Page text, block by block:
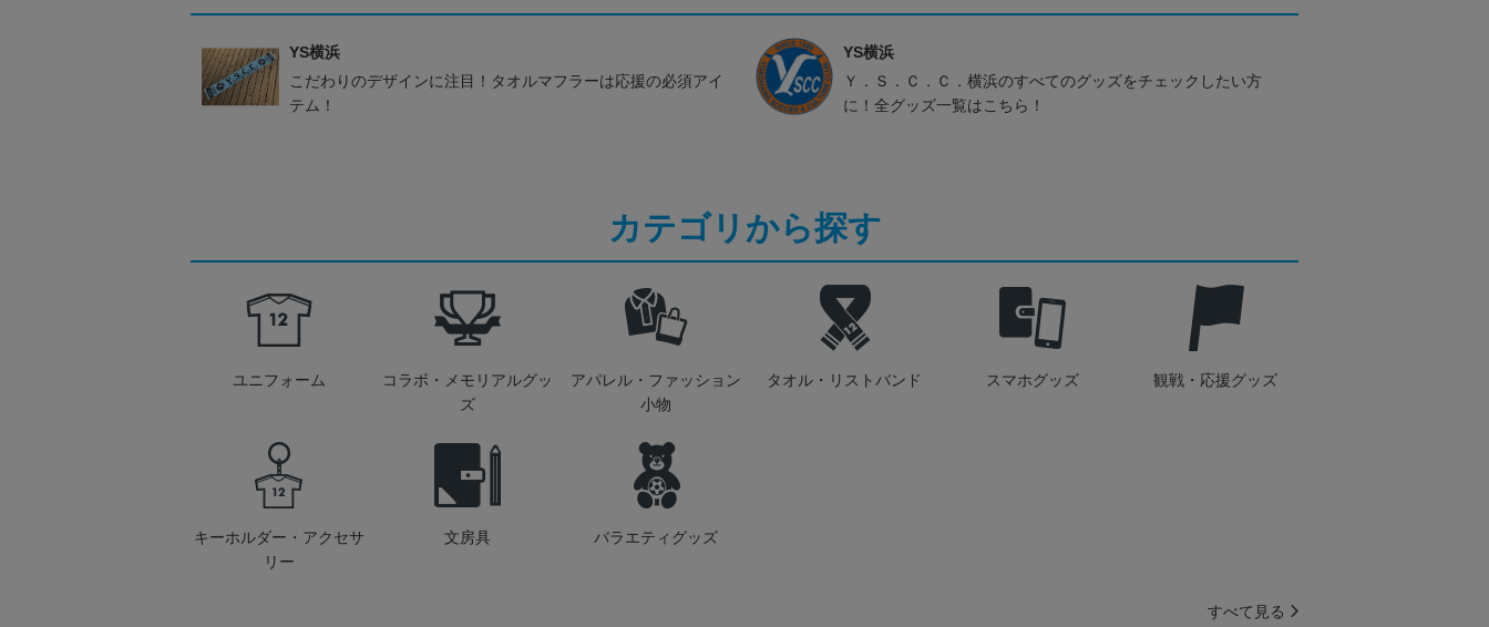
YS横浜
こだわりのデザインに注目！タオルマフラーは応援の必須アイ
テム！
YS横浜
Ｙ．Ｓ．Ｃ．Ｃ．横浜のすべてのグッズをチェックしたい方
に！全グッズ一覧はこちら！
カテゴリから探す
ユニフォーム
コラボ・メモリアルグッ
ズ
アパレル・ファッション
小物
タオル・リストバンド スマホグッズ 観戦・応援グッズ
キーホルダー・アクセサ
リー
文房具 バラエティグッズ
すべて見る